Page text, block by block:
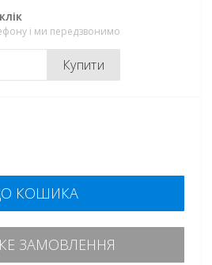
і ми передзвонимо
Купити
КОШИКА
ЗАМОВЛЕННЯ